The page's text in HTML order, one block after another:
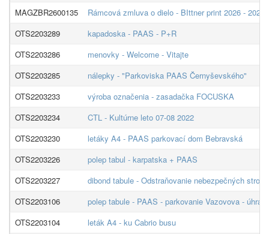
MAGZBR2600135
Rámcová zmluva o dielo - BIttner print 2026 - 2029
OTS2203289
kapadoska - PAAS - P+R
OTS2203286
menovky - Welcome - Vitajte
OTS2203285
nálepky - "Parkoviska PAAS Černyševského"
OTS2203233
výroba označenia - zasadačka FOCUSKA
OTS2203234
CTL - Kultúrne leto 07-08 2022
OTS2203230
letáky A4 - PAAS parkovací dom Bebravská
OTS2203226
polep tabul - karpatska + PAAS
OTS2203227
dibond tabule - Odstraňovanie nebezpečných
OTS2203106
polep tabule - PAAS - parkovanie Vazovova -
OTS2203104
leták A4 - ku Cabrio busu